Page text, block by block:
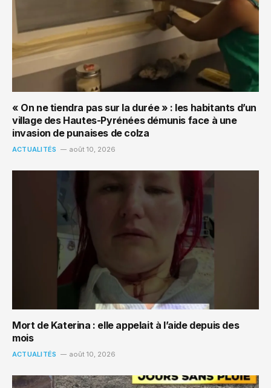
« On ne tiendra pas sur la durée » : les habitants d’un
village des Hautes-Pyrénées démunis face à une
invasion de punaises de colza
ACTUALITÉS août 10, 2026
Mort de Katerina : elle appelait à l’aide depuis des
mois
ACTUALITÉS août 10, 2026